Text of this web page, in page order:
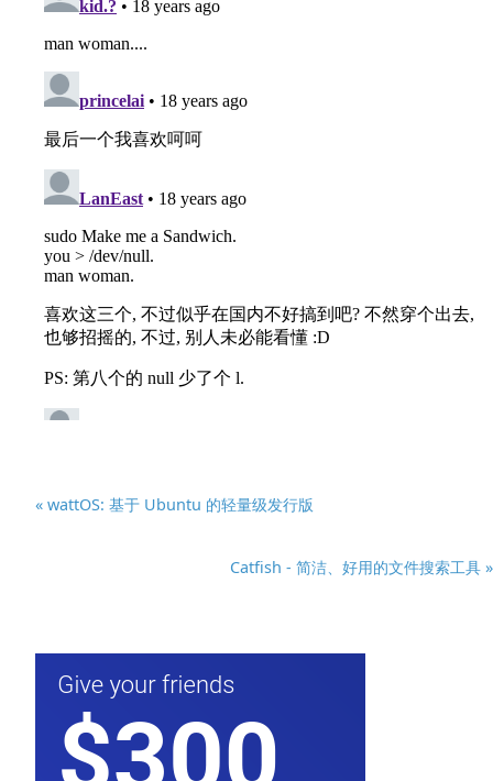
« wattOS: 基于 Ubuntu 的轻量级发行版
Catfish - 简洁、好用的文件搜索工具 »